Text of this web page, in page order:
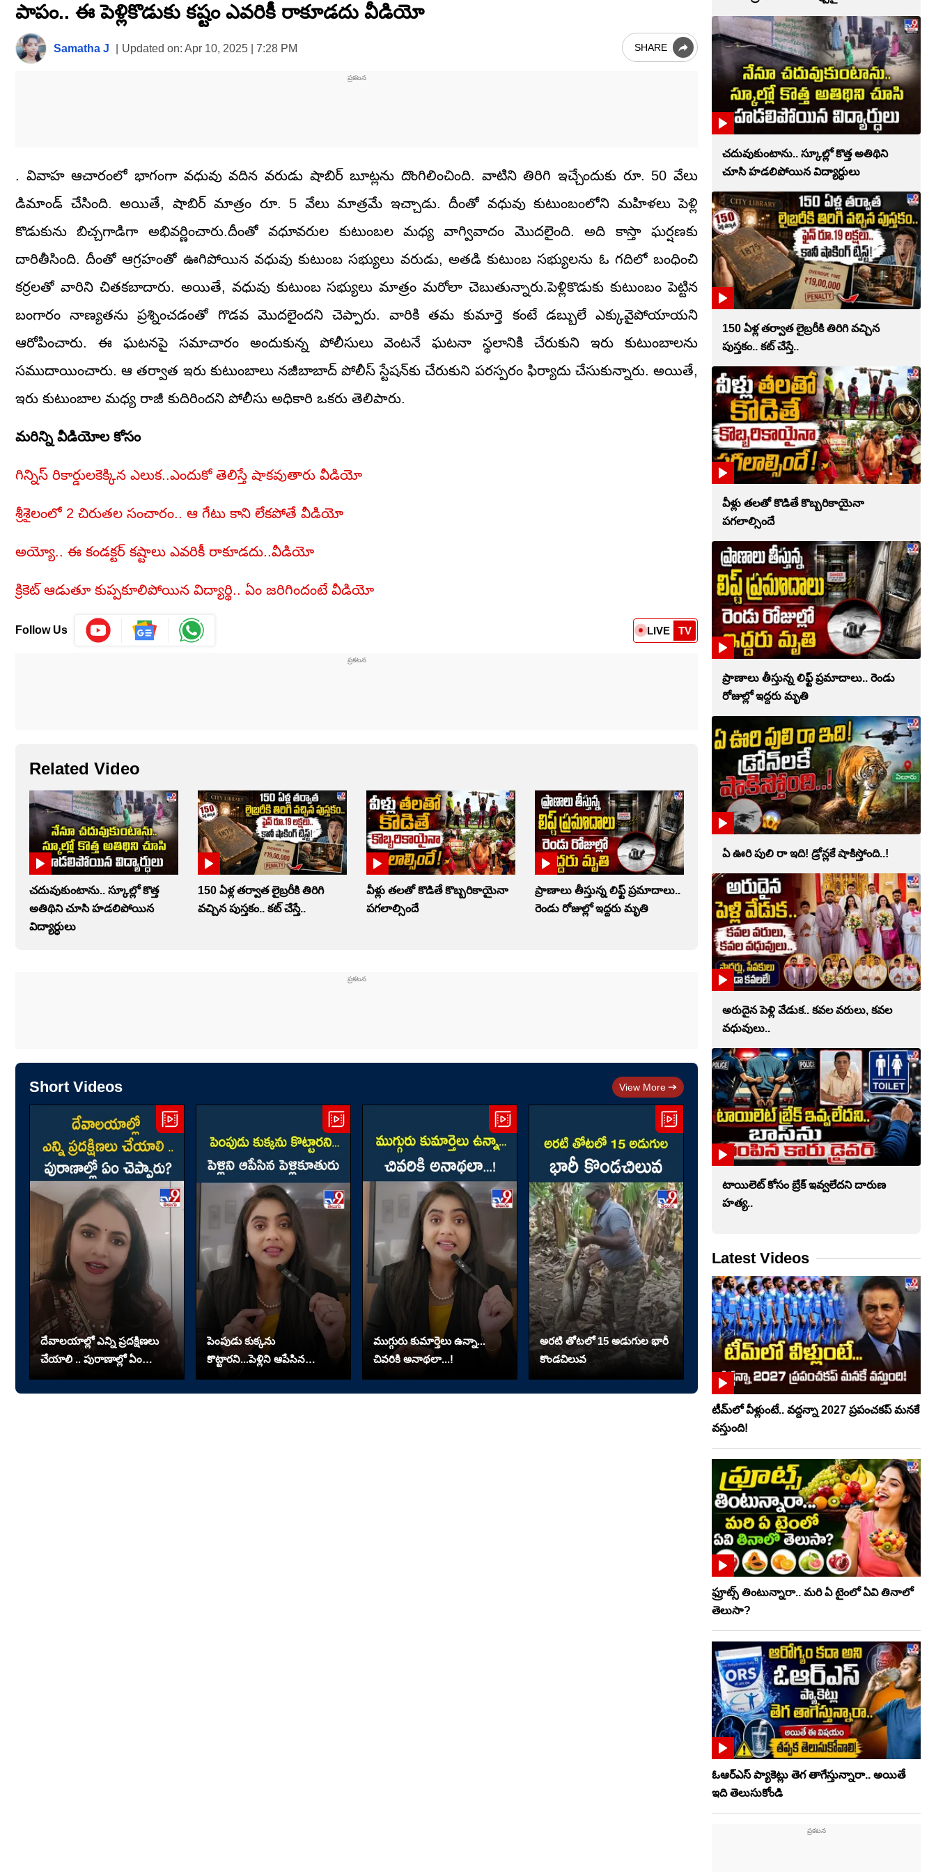
seconds
of
minute,
46
seconds
పాపం.. ఈ పెళ్లికొడుకు కష్టం ఎవరికీ రాకూడదు వీడియో
Samatha J Updated on: Apr 10, 2025 | 7:28 PM SHARE
. వివాహ ఆచారంలో భాగంగా వధువు వదిన వరుడు షాబిర్ బూట్లను దొంగిలించింది. వాటిని తిరిగి ఇచ్చేందుకు రూ. 50 వేలు
డిమాండ్ చేసింది. అయితే, షాబిర్ మాత్రం రూ. 5 వేలు మాత్రమే ఇచ్చాడు. దీంతో వధువు కుటుంబంలోని మహిళలు పెళ్లి
కొడుకును బిచ్చగాడిగా అభివర్ణించారు.దీంతో వధూవరుల కుటుంబల మధ్య వాగ్వివాదం మొదలైంది. అది కాస్తా ఘర్షణకు
దారితీసింది. దీంతో ఆగ్రహంతో ఊగిపోయిన వధువు కుటుంబ సభ్యులు వరుడు, అతడి కుటుంబ సభ్యులను ఓ గదిలో బంధించి
కర్రలతో వారిని చితకబాదారు. అయితే, వధువు కుటుంబ సభ్యులు మాత్రం మరోలా చెబుతున్నారు.పెళ్లికొడుకు కుటుంబం పెట్టిన
బంగారం నాణ్యతను ప్రశ్నించడంతో గొడవ మొదలైందని చెప్పారు. వారికి తమ కుమార్తె కంటే డబ్బులే ఎక్కువైపోయాయని
ఆరోపించారు. ఈ ఘటనపై సమాచారం అందుకున్న పోలీసులు వెంటనే ఘటనా స్థలానికి చేరుకుని ఇరు కుటుంబాలను
సముదాయించారు. ఆ తర్వాత ఇరు కుటుంబాలు నజీబాబాద్ పోలీస్ స్టేషన్‌కు చేరుకుని పరస్పరం ఫిర్యాదు చేసుకున్నారు. అయితే,
ఇరు కుటుంబాల మధ్య రాజీ కుదిరిందని పోలీసు అధికారి ఒకరు తెలిపారు.
మరిన్ని వీడియోల కోసం
గిన్నిస్‌ రికార్డులకెక్కిన ఎలుక..ఎందుకో తెలిస్తే షాకవుతారు వీడియో
శ్రీశైలంలో 2 చిరుతల సంచారం.. ఆ గేటు కాని లేకపోతే వీడియో
అయ్యో.. ఈ కండక్టర్‌ కష్టాలు ఎవరికీ రాకూడదు..వీడియో
క్రికెట్ ఆడుతూ కుప్పకూలిపోయిన విద్యార్థి.. ఏం జరిగిందంటే వీడియో
Follow Us LIVE TV
Related Video
చదువుకుంటాను.. స్కూల్లో కొత్త
అతిథిని చూసి హడలిపోయిన
విద్యార్ధులు
150 ఏళ్ల తర్వాత లైబ్రరీకి తిరిగి
వచ్చిన పుస్తకం.. కట్ చేస్తే..
వీళ్లు తలతో కొడితే కొబ్బరికాయైనా
పగలాల్సిందే
ప్రాణాలు తీస్తున్న లిఫ్ట్‌ ప్రమాదాలు..
రెండు రోజుల్లో ఇద్దరు మృతి
Short Videos View More
దేవాలయాల్లో ఎన్ని ప్రదక్షిణలు
చేయాలి .. పురాణాల్లో ఏం
చెప్పారు?
పెంపుడు కుక్కను
కొట్టారని...పెళ్లిని ఆపేసిన
పెళ్లికూతురు
ముగ్గురు కుమార్తెలు ఉన్నా...
చివరికి అనాథలా...!
అరటి తోటలో 15 అడుగుల భారీ
కొండచిలువ
చదువుకుంటాను.. స్కూల్లో కొత్త అతిథిని
చూసి హడలిపోయిన విద్యార్ధులు
150 ఏళ్ల తర్వాత లైబ్రరీకి తిరిగి వచ్చిన
పుస్తకం.. కట్ చేస్తే..
వీళ్లు తలతో కొడితే కొబ్బరికాయైనా
పగలాల్సిందే
ప్రాణాలు తీస్తున్న లిఫ్ట్‌ ప్రమాదాలు.. రెండు
రోజుల్లో ఇద్దరు మృతి
ఏ ఊరి పులి రా ఇది! డ్రోన్లకే షాకిస్తోంది..!
అరుదైన పెళ్లి వేడుక.. కవల వరులు, కవల
వధువులు..
టాయిలెట్‌ కోసం బ్రేక్‌ ఇవ్వలేదని దారుణ
హత్య..
Latest Videos
టీమ్‌లో వీళ్లుంటే.. వద్దన్నా 2027 ప్రపంచకప్‌ మనకే
వస్తుంది!
ఫ్రూట్స్‌ తింటున్నారా.. మరి ఏ టైంలో ఏవి తినాలో
తెలుసా?
ఓఆర్‌ఎస్‌ ప్యాకెట్లు తెగ తాగేస్తున్నారా.. అయితే
ఇది తెలుసుకోండి